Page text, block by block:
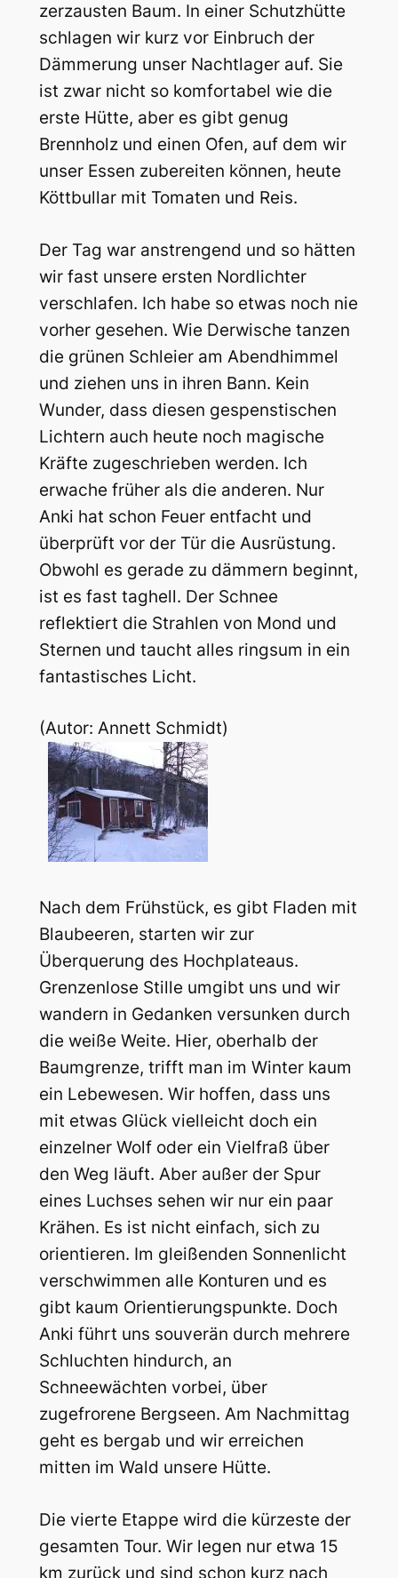
zerzausten Baum. In einer Schutzhütte
schlagen wir kurz vor Einbruch der
Dämmerung unser Nachtlager auf. Sie
ist zwar nicht so komfortabel wie die
erste Hütte, aber es gibt genug
Brennholz und einen Ofen, auf dem wir
unser Essen zubereiten können, heute
Köttbullar mit Tomaten und Reis.
Der Tag war anstrengend und so hätten
wir fast unsere ersten Nordlichter
verschlafen. Ich habe so etwas noch nie
vorher gesehen. Wie Derwische tanzen
die grünen Schleier am Abendhimmel
und ziehen uns in ihren Bann. Kein
Wunder, dass diesen gespenstischen
Lichtern auch heute noch magische
Kräfte zugeschrieben werden. Ich
erwache früher als die anderen. Nur
Anki hat schon Feuer entfacht und
überprüft vor der Tür die Ausrüstung.
Obwohl es gerade zu dämmern beginnt,
ist es fast taghell. Der Schnee
reflektiert die Strahlen von Mond und
Sternen und taucht alles ringsum in ein
fantastisches Licht.
(Autor: Annett Schmidt)
Nach dem Frühstück, es gibt Fladen mit
Blaubeeren, starten wir zur
Überquerung des Hochplateaus.
Grenzenlose Stille umgibt uns und wir
wandern in Gedanken versunken durch
die weiße Weite. Hier, oberhalb der
Baumgrenze, trifft man im Winter kaum
ein Lebewesen. Wir hoffen, dass uns
mit etwas Glück vielleicht doch ein
einzelner Wolf oder ein Vielfraß über
den Weg läuft. Aber außer der Spur
eines Luchses sehen wir nur ein paar
Krähen. Es ist nicht einfach, sich zu
orientieren. Im gleißenden Sonnenlicht
verschwimmen alle Konturen und es
gibt kaum Orientierungspunkte. Doch
Anki führt uns souverän durch mehrere
Schluchten hindurch, an
Schneewächten vorbei, über
zugefrorene Bergseen. Am Nachmittag
geht es bergab und wir erreichen
mitten im Wald unsere Hütte.
Die vierte Etappe wird die kürzeste der
gesamten Tour. Wir legen nur etwa 15
km zurück und sind schon kurz nach